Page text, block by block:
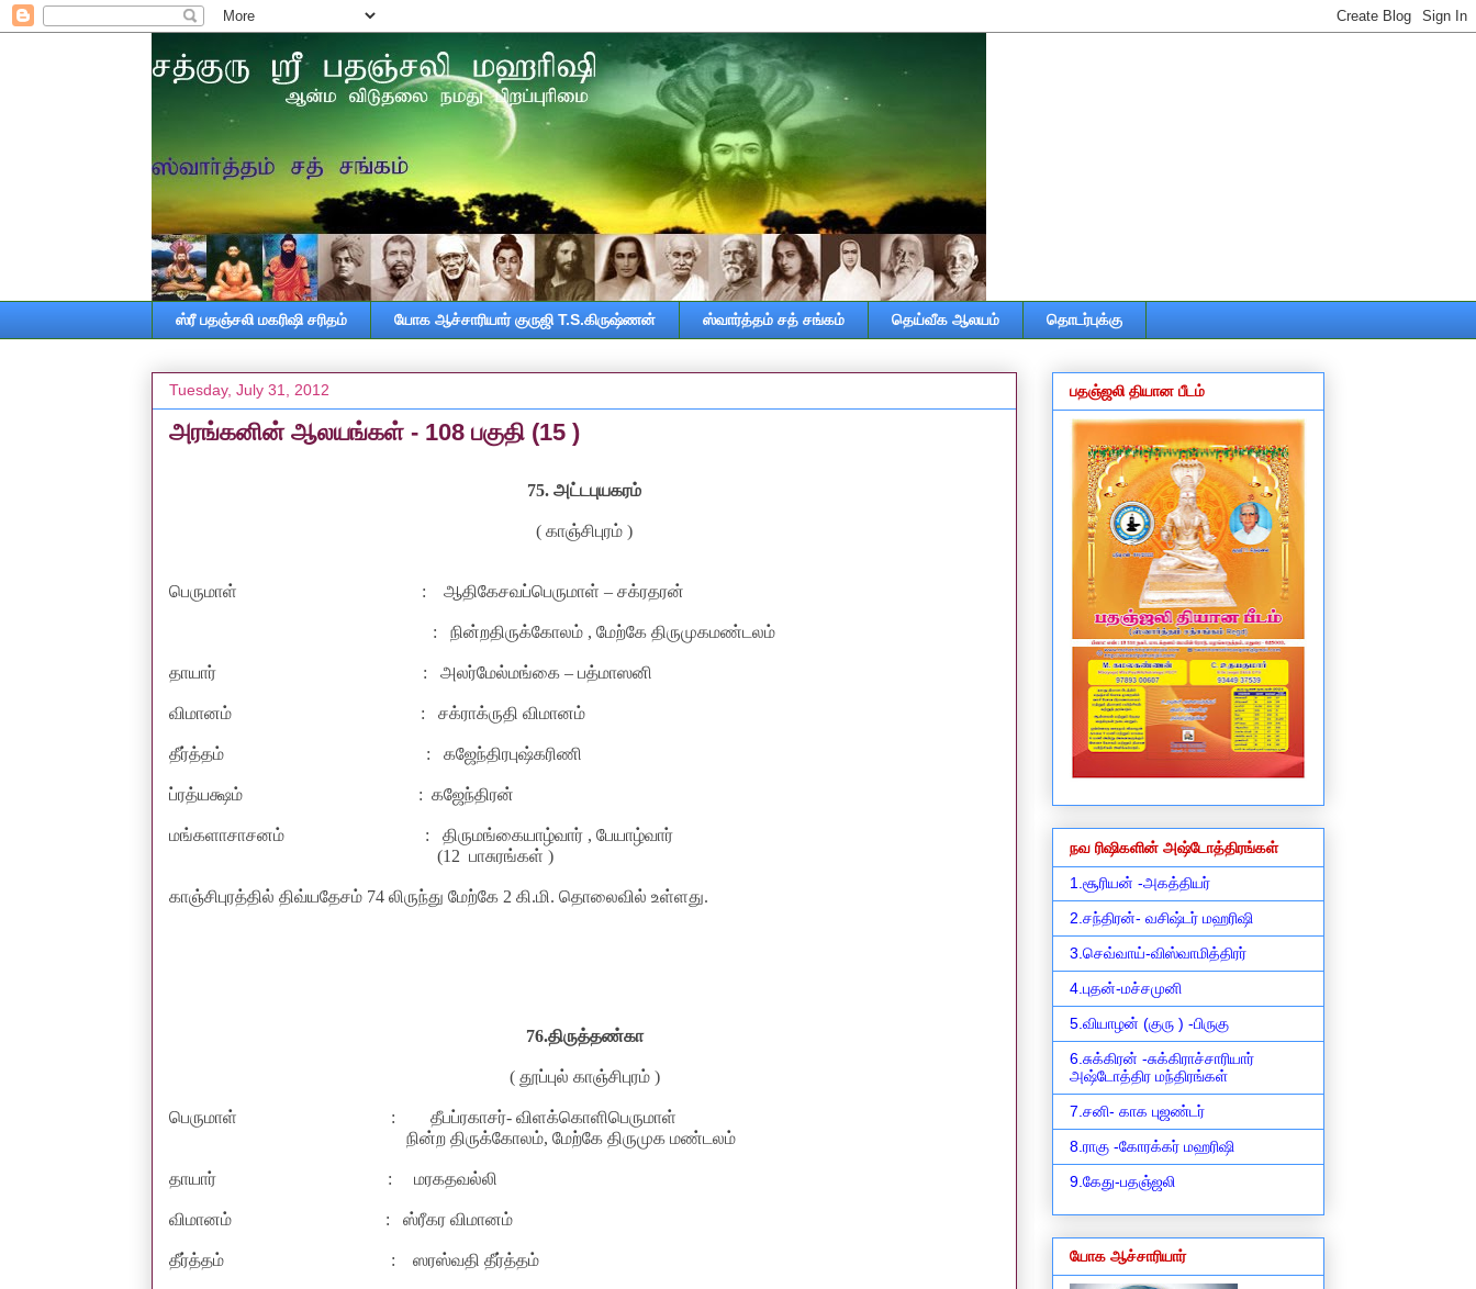
ஸ்ரீ பதஞ்சலி மகரிஷி சரிதம் யோக ஆச்சாரியார் குருஜி T.S.கிருஷ்ணன் ஸ்வார்த்தம் சத் சங்கம் தெய்வீக ஆலயம் தொடர்புக்கு
Tuesday, July 31, 2012
அரங்கனின் ஆலயங்கள் - 108 பகுதி (15 )
75. அட்டபுயகரம்
( காஞ்சிபுரம் )
பெருமாள் : ஆதிகேசவப்பெருமாள் – சக்ரதரன்
: நின்றதிருக்கோலம் , மேற்கே திருமுகமண்டலம்
தாயார் : அலர்மேல்மங்கை – பத்மாஸனி
விமானம் : சக்ராக்ருதி விமானம்
தீர்த்தம் : கஜேந்திரபுஷ்கரிணி
ப்ரத்யக்ஷம் : கஜேந்திரன்
மங்களாசாசனம் : திருமங்கையாழ்வார் , பேயாழ்வார்
(12 பாசுரங்கள் )
காஞ்சிபுரத்தில் திவ்யதேசம் 74 லிருந்து மேற்கே 2 கி.மி. தொலைவில் உள்ளது.
76.திருத்தண்கா
( தூப்புல் காஞ்சிபுரம் )
பெருமாள் : தீபப்ரகாசர்- விளக்கொளிபெருமாள்
நின்ற திருக்கோலம், மேற்கே திருமுக மண்டலம்
தாயார் : மரகதவல்லி
விமானம் : ஸ்ரீகர விமானம்
தீர்த்தம் : ஸரஸ்வதி தீர்த்தம்
பதஞ்ஜலி தியான பீடம்
நவ ரிஷிகளின் அஷ்டோத்திரங்கள்
1.சூரியன் -அகத்தியர்
2.சந்திரன்- வசிஷ்டர் மஹரிஷி
3.செவ்வாய்-விஸ்வாமித்திரர்
4.புதன்-மச்சமுனி
5.வியாழன் (குரு ) -பிருகு
6.சுக்கிரன் -சுக்கிராச்சாரியார்
அஷ்டோத்திர மந்திரங்கள்
7.சனி- காக புஜண்டர்
8.ராகு -கோரக்கர் மஹரிஷி
9.கேது-பதஞ்ஜலி
யோக ஆச்சாரியார்